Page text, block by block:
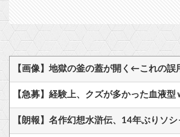
【急募】経験上、クズが多かった血液型
【朗報】名作幻想水滸伝、14年ぶりソ